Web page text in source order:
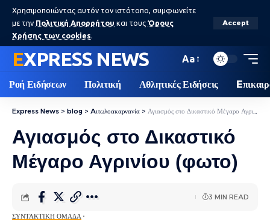
Χρησιμοποιώντας αυτόν τον ιστότοπο, συμφωνείτε
με την Πολιτική Απορρήτου και τους Όρους
Χρήσης των cookies.
Accept
EXPRESS NEWS Aa
Ροή Ειδήσεων Πολιτική Αθλητικές Ειδήσεις
Express News > blog > Aιτωλοακαρνανία > Αγιασμός στο Δικαστικό Μέγαρο Αγρινίου (φωτο)
Αγιασμός στο Δικαστικό
Μέγαρο Αγρινίου (φωτο)
ΣΥΝΤΑΚΤΙΚΉ ΟΜΆΔΑ
3 MIN READ